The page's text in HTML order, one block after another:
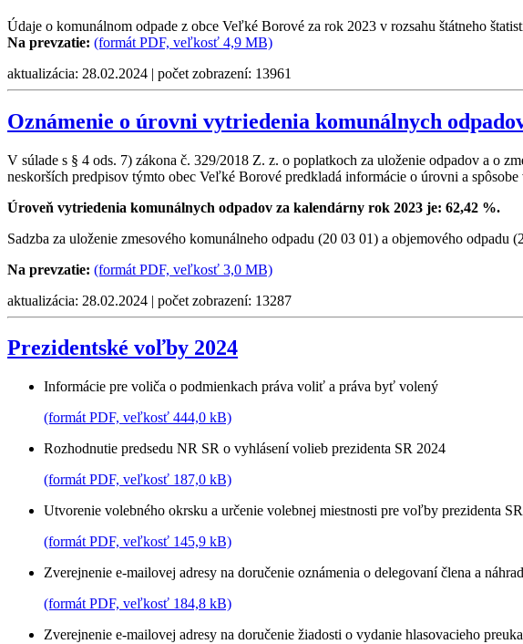
Údaje o komunálnom odpade z obce Veľké Borové za rok 2023 v rozsahu štátneho
Na prevzatie: (formát PDF, veľkosť 4,9 MB)
aktualizácia: 28.02.2024 | počet zobrazení: 13961
Oznámenie o úrovni vytriedenia komunálnych
V súlade s § 4 ods. 7) zákona č. 329/2018 Z. z. o poplatkoch za uloženie odpadov a o
neskorších predpisov týmto obec Veľké Borové predkladá informácie o úrovni a
Úroveň vytriedenia komunálnych odpadov za kalendárny rok 2023 je: 62,42 %.
Sadzba za uloženie zmesového komunálneho odpadu (20 03 01) a objemového
Na prevzatie: (formát PDF, veľkosť 3,0 MB)
aktualizácia: 28.02.2024 | počet zobrazení: 13287
Prezidentské voľby 2024
Informácie pre voliča o podmienkach práva voliť a práva byť volený
(formát PDF, veľkosť 444,0 kB)
Rozhodnutie predsedu NR SR o vyhlásení volieb prezidenta SR 2024
(formát PDF, veľkosť 187,0 kB)
Utvorenie volebného okrsku a určenie volebnej miestnosti pre voľby prezidenta SR
(formát PDF, veľkosť 145,9 kB)
Zverejnenie e-mailovej adresy na doručenie oznámenia o delegovaní člena a
(formát PDF, veľkosť 184,8 kB)
Zverejnenie e-mailovej adresy na doručenie žiadosti o vydanie hlasovacieho